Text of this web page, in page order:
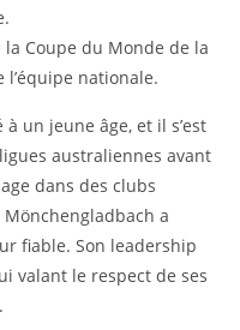
Coupe du Monde de la
l’équipe nationale.
un jeune âge, et il s’est
australiennes avant
dans des clubs
a
fiable. Son leadership
valant le respect de ses